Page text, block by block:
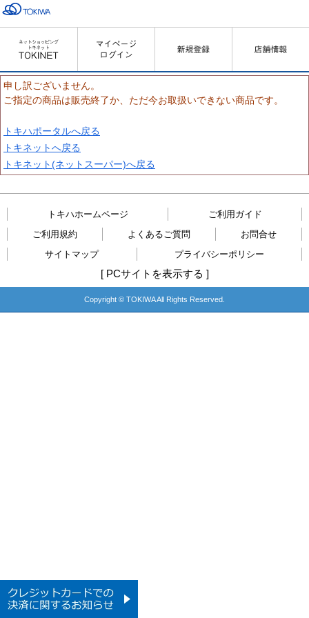
申し訳ございません。
ご指定の商品は販売終了か、ただ今お取扱いできない商品です。
トキハポータルへ戻る
トキネットへ戻る
トキネット(ネットスーパー)へ戻る
トキハホームページ
ご利用ガイド
ご利用規約
よくあるご質問
お問合せ
サイトマップ
プライバシーポリシー
[ PCサイトを表示する ]
Copyright © TOKIWA All Rights Reserved.